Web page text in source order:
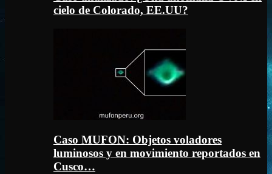
cielo de Colorado, EE.UU?
Caso MUFON: Objetos voladores
luminosos y en movimiento reportados en
Cusco…